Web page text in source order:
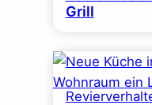
Grill